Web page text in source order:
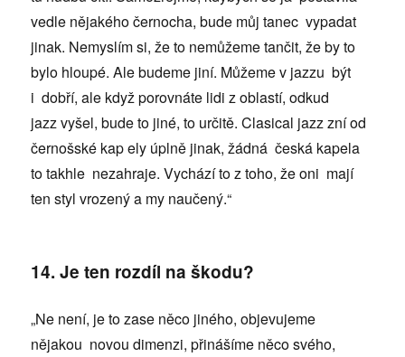
vedle nějakého černocha, bude můj tanec vypadat
jinak. Nemyslím si, že to nemůžeme tančit, že by to
bylo hloupé. Ale budeme jiní. Můžeme v jazzu být
i dobří, ale když porovnáte lidi z oblastí, odkud
jazz vyšel, bude to jiné, to určitě. Clasical jazz zní od
černošské kap ely úplně jinak, žádná česká kapela
to takhle nezahraje. Vychází to z toho, že oni mají
ten styl vrozený a my naučený.“
14. Je ten rozdíl na škodu?
„Ne není, je to zase něco jiného, objevujeme
nějakou novou dimenzi, přinášíme něco svého,